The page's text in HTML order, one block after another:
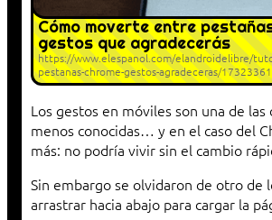
Cómo moverte entre
gestos que agradecerás
https://www.elespanol.com/elandroidelibre/
pestanas-chrome-gestos-agradeceras/
Los gestos en móviles son una de las
menos conocidas… y en el caso del
más: no podría vivir sin el cambio
Sin embargo se olvidaron de otro de
arrastrar hacia abajo para cargar la